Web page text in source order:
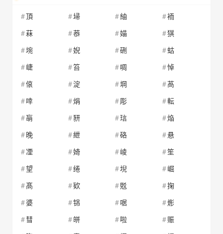
頂 埽 紬
袻
菻
菾 媌
猉
埦
婗 硎
蛄
崨
笞 啁
悼
偯
淀 堈
萵
啈
焆 彫
転
朚
豜 琂
焔
晚
紲 硌
悬
凐
婍 崚
笙
望
绻 堄
崛
髙
欵 覐
掬
婆
铞 啹
烿
彗
皏 啦
赈